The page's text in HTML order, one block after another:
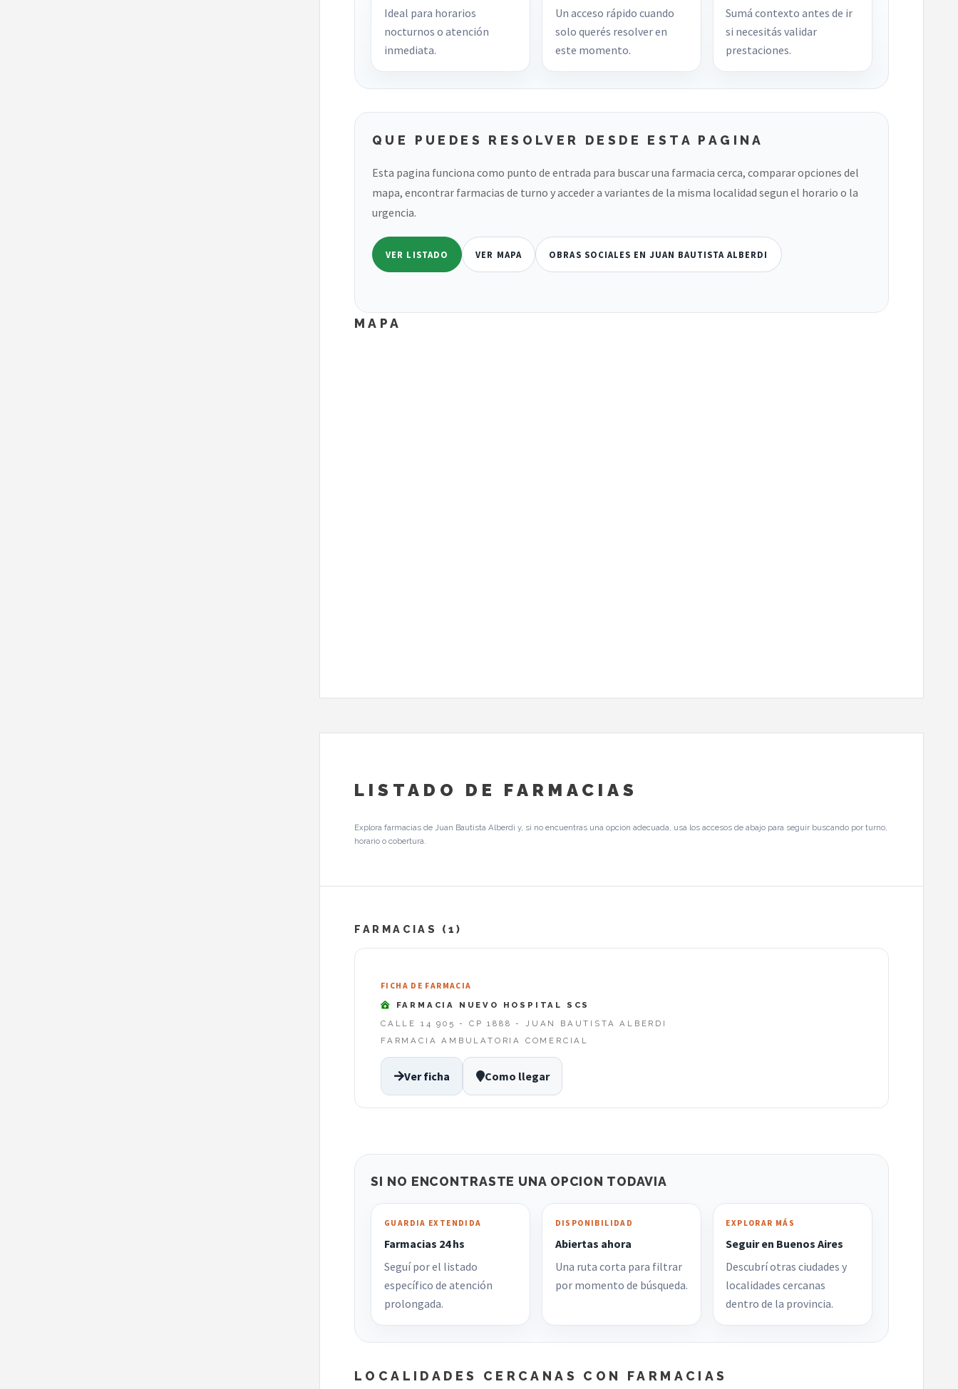
Ideal para horarios
nocturnos o atención
inmediata.
Un acceso rápido cuando
solo querés resolver en
este momento.
Sumá contexto antes de ir
si necesitás validar
prestaciones.
QUE PUEDES RESOLVER DESDE ESTA PAGINA
Esta pagina funciona como punto de entrada para buscar una farmacia cerca, comparar opciones del
mapa, encontrar farmacias de turno y acceder a variantes de la misma localidad segun el horario o la
urgencia.
VER LISTADO VER MAPA OBRAS SOCIALES EN JUAN BAUTISTA ALBERDI
MAPA
LISTADO DE FARMACIAS
Explora farmacias de Juan Bautista Alberdi y, si no encuentras una opcion adecuada, usa los accesos de abajo para seguir buscando por turno,
horario o cobertura.
FARMACIAS (1)
FICHA DE FARMACIA
FARMACIA NUEVO HOSPITAL SCS
CALLE 14 905 - CP 1888 - JUAN BAUTISTA ALBERDI
FARMACIA AMBULATORIA COMERCIAL
Ver ficha Como llegar
SI NO ENCONTRASTE UNA OPCION TODAVIA
GUARDIA EXTENDIDA
Farmacias 24 hs
Seguí por el listado
específico de atención
prolongada.
DISPONIBILIDAD
Abiertas ahora
Una ruta corta para filtrar
por momento de búsqueda.
EXPLORAR MÁS
Seguir en Buenos Aires
Descubrí otras ciudades y
localidades cercanas
dentro de la provincia.
LOCALIDADES CERCANAS CON FARMACIAS